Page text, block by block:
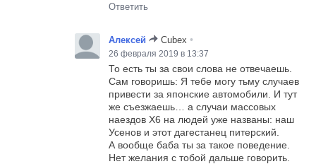
Ответить
Алексей Cubex •
26 февраля 2019 в 13:37
То есть ты за свои слова не отвечаешь.
Сам говоришь: Я тебе могу тьму случаев
привести за японские автомобили. И тут
же съезжаешь… а случаи массовых
наездов X6 на людей уже названы: наш
Усенов и этот дагестанец питерский.
А вообще баба ты за такое поведение.
Нет желания с тобой дальше говорить.